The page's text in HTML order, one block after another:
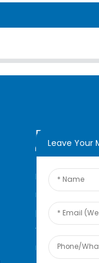
Demande
Pour toute
produits ou
veuillez nous
mail et nous
Leave Your